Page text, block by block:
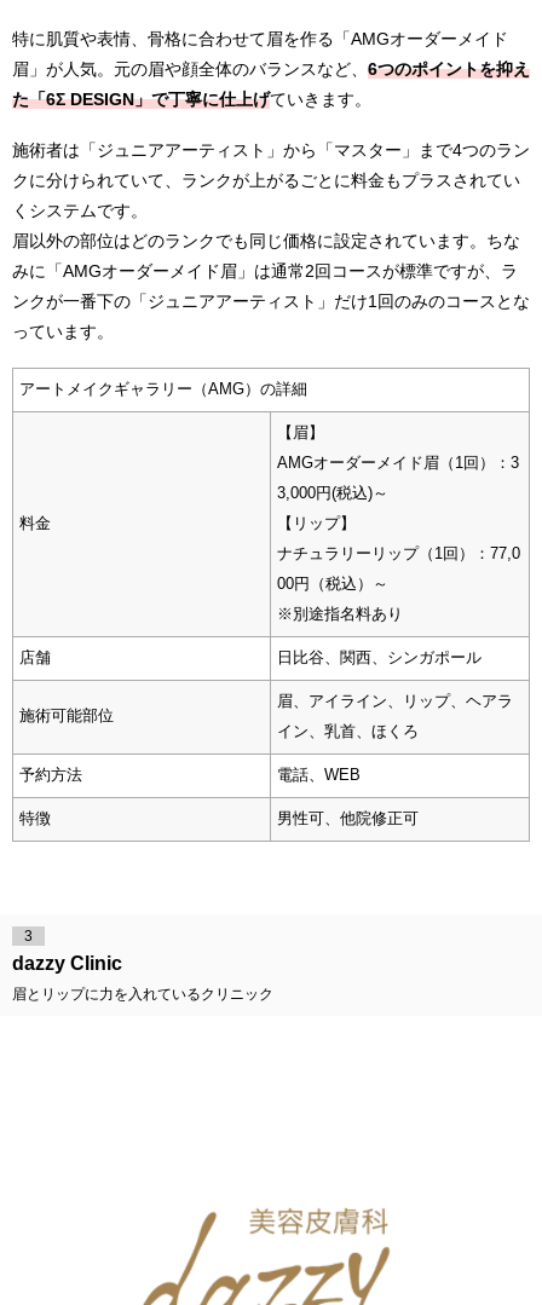
特に肌質や表情、骨格に合わせて眉を作る「AMGオーダーメイド
眉」が人気。元の眉や顔全体のバランスなど、 6つのポイントを抑え
た「6Σ DESIGN」で丁寧に仕上げていきます。
施術者は「ジュニアアーティスト」から「マスター」まで4つのラン
クに分けられていて、ランクが上がるごとに料金もプラスされてい
くシステムです。
眉以外の部位はどのランクでも同じ価格に設定されています。ちな
みに「AMGオーダーメイド眉」は通常2回コースが標準ですが、ラ
ンクが一番下の「ジュニアアーティスト」だけ1回のみのコースとな
っています。
アートメイクギャラリー（AMG）の詳細
料金
【眉】
AMGオーダーメイド眉（1回）：3
3,000円(税込)～
【リップ】
ナチュラリーリップ（1回）：77,0
00円（税込）～
※別途指名料あり
店舗 日比谷、関西、シンガポール
施術可能部位
眉、アイライン、リップ、ヘアラ
イン、乳首、ほくろ
予約方法 電話、WEB
特徴 男性可、他院修正可
3
dazzy Clinic
眉とリップに力を入れているクリニック